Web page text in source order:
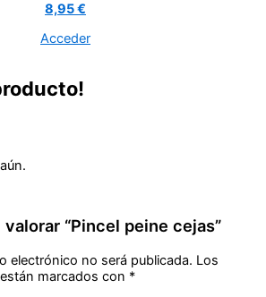
8,95 €
Acceder
“Pincel peine cejas”
electrónico no será publicada. Los
marcados con *